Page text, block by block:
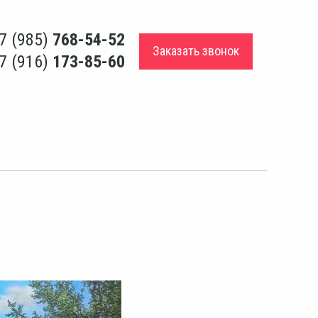
(985) 768-54-52
(916) 173-85-60
Заказать звонок